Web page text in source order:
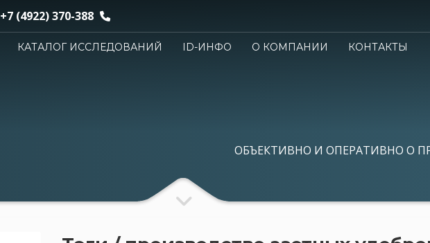
+7 (4922) 370-388
КАТАЛОГ ИССЛЕДОВАНИЙ ID-ИНФО О КОМПАНИИ
КОНТАКТЫ
ОБЪЕКТИВНО И ОПЕРАТИВНО О